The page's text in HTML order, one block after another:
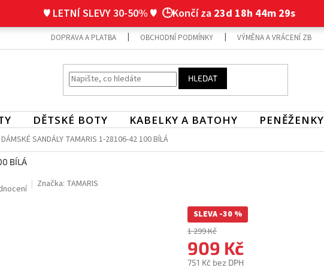
♥ LETNÍ SLEVY 30-50% ♥ 🕒Končí za 23d 18h 44m 29s
DOPRAVA A PLATBA OBCHODNÍ PODMÍNKY VÝMĚNA A VRÁCENÍ ZBOŽÍ
HLEDAT
DĚTSKÉ BOTY KABELKY A BATOHY PENĚŽENKY
DÁMSKÉ SANDÁLY TAMARIS 1-28106-42 100 BÍLÁ
BÍLÁ
Značka: TAMARIS
SLEVA -30 %
1 299 Kč
909 Kč
751 Kč bez DPH